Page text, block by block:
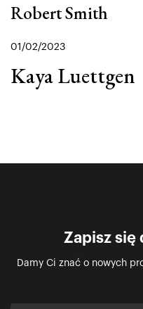
Robert Smith
01/02/2023
Kaya Luettgen
Zapisz się
Damy Ci znać o nowych